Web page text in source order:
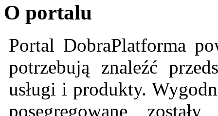
O portalu
Portal DobraPlatforma
potrzebują znaleźć
usługi i produkty.
posegregowane